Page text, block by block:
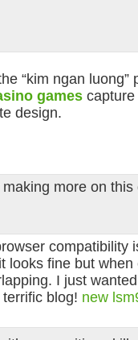
“kim ngan luong”
games
design.
more on this
compatibility
looks fine but when
I just
blog! new